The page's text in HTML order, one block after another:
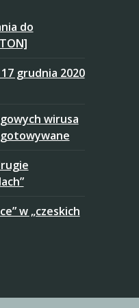
do
grudnia 2020
wirusa
w „czeskich